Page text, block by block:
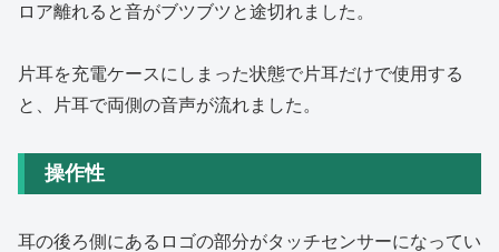
ロア離れると音がブツブツと途切れました。
片耳を充電ケースにしまった状態で片耳だけで使用する
と、片耳で両側の音声が流れました。
操作性
耳の後ろ側にあるロゴの部分がタッチセンサーになってい